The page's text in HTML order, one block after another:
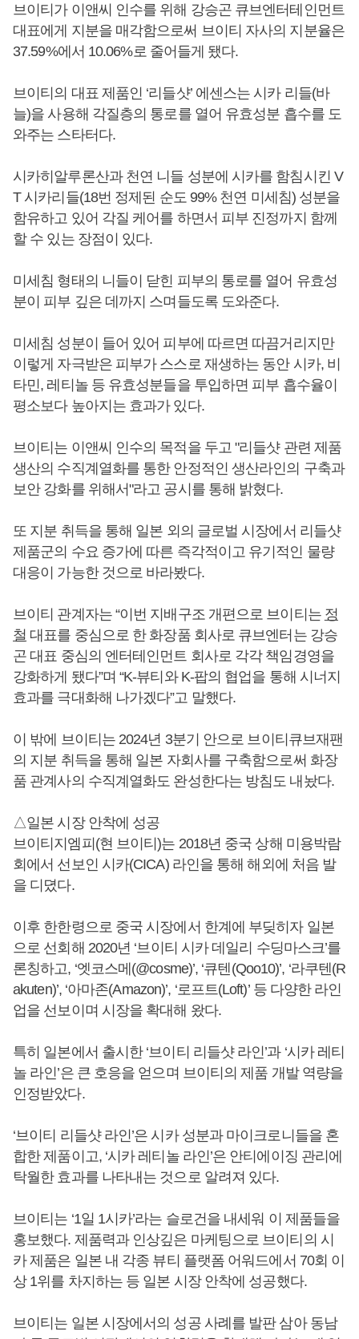
브이티가 이앤씨 인수를 위해 강승곤 큐브엔터테인먼트
대표에게 지분을 매각함으로써 브이티 자사의 지분율은
37.59%에서 10.06%로 줄어들게 됐다.
브이티의 대표 제품인 ‘리들샷’ 에센스는 시카 리들(바
늘)을 사용해 각질층의 통로를 열어 유효성분 흡수를 도
와주는 스타터다.
시카히알루론산과 천연 니들 성분에 시카를 함침시킨 V
T 시카리들(18번 정제된 순도 99% 천연 미세침) 성분을
함유하고 있어 각질 케어를 하면서 피부 진정까지 함께
할 수 있는 장점이 있다.
미세침 형태의 니들이 닫힌 피부의 통로를 열어 유효성
분이 피부 깊은 데까지 스며들도록 도와준다.
미세침 성분이 들어 있어 피부에 따르면 따끔거리지만
이렇게 자극받은 피부가 스스로 재생하는 동안 시카, 비
타민, 레티놀 등 유효성분들을 투입하면 피부 흡수율이
평소보다 높아지는 효과가 있다.
브이티는 이앤씨 인수의 목적을 두고 "리들샷 관련 제품
생산의 수직계열화를 통한 안정적인 생산라인의 구축과
보안 강화를 위해서"라고 공시를 통해 밝혔다.
또 지분 취득을 통해 일본 외의 글로벌 시장에서 리들샷
제품군의 수요 증가에 따른 즉각적이고 유기적인 물량
대응이 가능한 것으로 바라봤다.
브이티 관계자는 “이번 지배구조 개편으로 브이티는 정
철 대표를 중심으로 한 화장품 회사로 큐브엔터는 강승
곤 대표 중심의 엔터테인먼트 회사로 각각 책임경영을
강화하게 됐다”며 “K-뷰티와 K-팝의 협업을 통해 시너지
효과를 극대화해 나가겠다”고 말했다.
이 밖에 브이티는 2024년 3분기 안으로 브이티큐브재팬
의 지분 취득을 통해 일본 자회사를 구축함으로써 화장
품 관계사의 수직계열화도 완성한다는 방침도 내놨다.
△일본 시장 안착에 성공
브이티지엠피(현 브이티)는 2018년 중국 상해 미용박람
회에서 선보인 시카(CICA) 라인을 통해 해외에 처음 발
을 디뎠다.
이후 한한령으로 중국 시장에서 한계에 부딪히자 일본
으로 선회해 2020년 ‘브이티 시카 데일리 수딩마스크’를
론칭하고, ‘엣코스메(@cosme)’, ‘큐텐(Qoo10)’, ‘라쿠텐(R
akuten)’, ‘아마존(Amazon)’, ‘로프트(Loft)’ 등 다양한 라인
업을 선보이며 시장을 확대해 왔다.
특히 일본에서 출시한 ‘브이티 리들샷 라인’과 ‘시카 레티
놀 라인’은 큰 호응을 얻으며 브이티의 제품 개발 역량을
인정받았다.
‘브이티 리들샷 라인’은 시카 성분과 마이크로니들을 혼
합한 제품이고, ‘시카 레티놀 라인’은 안티에이징 관리에
탁월한 효과를 나타내는 것으로 알려져 있다.
브이티는 ‘1일 1시카’라는 슬로건을 내세워 이 제품들을
홍보했다. 제품력과 인상깊은 마케팅으로 브이티의 시
카 제품은 일본 내 각종 뷰티 플랫폼 어워드에서 70회 이
상 1위를 차지하는 등 일본 시장 안착에 성공했다.
브이티는 일본 시장에서의 성공 사례를 발판 삼아 동남